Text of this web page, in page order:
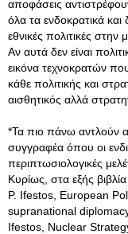
αποφάσεις
όλα τα ενδοκρατικά
εθνικές πολιτικές
Αν αυτά δεν είναι
εικόνα τεχνοκρατών
κάθε πολιτικής και
αισθητικός αλλά
*Τα πιο πάνω αντλούν
συγγραφέα όπου οι
περιπτωσιολογικές
Κυρίως, στα εξής
P. Ifestos, European
supranational
Ifestos, Nuclear